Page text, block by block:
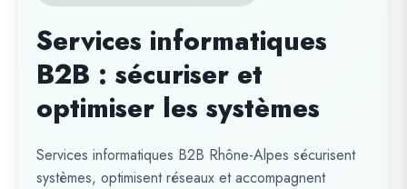
Services informatiques
B2B : sécuriser et
optimiser les systèmes
Services informatiques B2B Rhône-Alpes sécurisent
systèmes, optimisent réseaux et accompagnent